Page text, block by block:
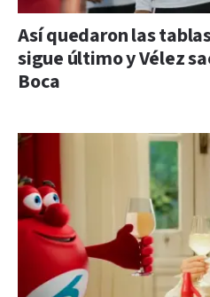
Así quedaron las
sigue último y Vélez
Boca